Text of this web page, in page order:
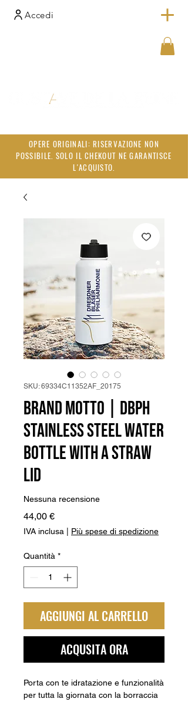
Accedi
OPERE ORIGINALI: RISERVAZIONE NON
POSSIBILE. SOLO IL CHEKOUT NE GARANTISCE
L'ACQUISTO.
SKU: 69334C11352AF_20175
Brand Motto | DBPh
Stainless steel water
bottle with a straw
lid
Nessuna recensione
44,00 €Prezzo
IVA inclusa Più spese di spedizione
Quantità *
AGGIUNGI AL CARRELLO
ACQUSITA ORA
Porta con te idratazione e funzionalità
per tutta la giornata con la borraccia